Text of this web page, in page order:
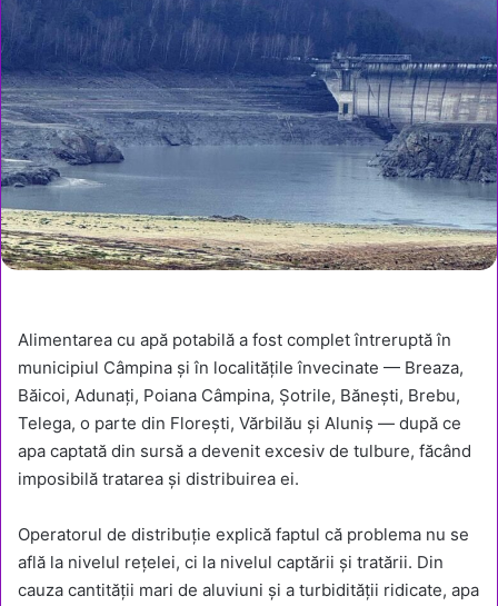
Alimentarea cu apă potabilă a fost complet întreruptă în
municipiul Câmpina și în localitățile învecinate — Breaza,
Băicoi, Adunați, Poiana Câmpina, Șotrile, Bănești, Brebu,
Telega, o parte din Florești, Vărbilău și Aluniș — după ce
apa captată din sursă a devenit excesiv de tulbure, făcând
imposibilă tratarea și distribuirea ei.
Operatorul de distribuție explică faptul că problema nu se
află la nivelul rețelei, ci la nivelul captării și tratării. Din
cauza cantității mari de aluviuni și a turbidității ridicate, apa